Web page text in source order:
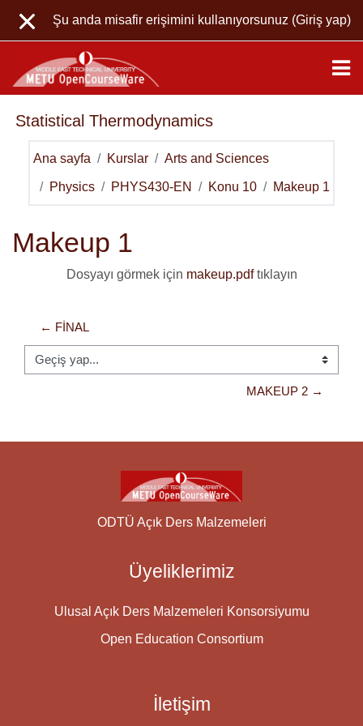
Şu anda misafir erişimini kullanıyorsunuz (Giriş yap)
Statistical Thermodynamics
Ana sayfa Kurslar Arts and Sciences
Physics PHYS430-EN Konu 10 Makeup 1
Makeup 1
Dosyayı görmek için makeup.pdftıklayın
← FINAL
Geçiş yap...
MAKEUP 2 →
ODTÜ Açık Ders Malzemeleri
Üyeliklerimiz
Ulusal Açık Ders Malzemeleri Konsorsiyumu
Open Education Consortium
İletişim